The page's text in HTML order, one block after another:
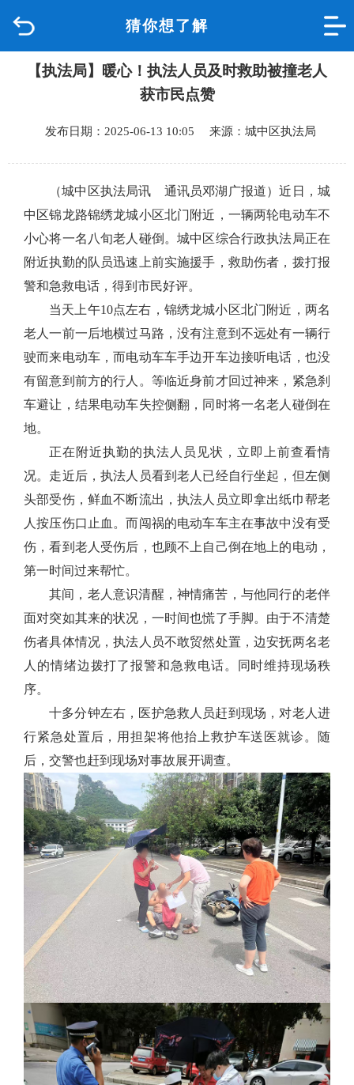
猜你想了解
品质城中
政府信息公开
互动回应
数据专题
【执法局】暖心！执法人员及时救助被撞老人
获市民点赞
发布日期：2025-06-13 10:05 来源：城中区执法局
（城中区执法局讯 通讯员邓湖广报道）近日
，城
中区锦龙路锦绣龙城小区北门附近，一辆两轮电动车不
小心将一名八旬老人碰倒。城中区综合行政执法局正在
附近执勤的队员迅速上前实施援手，救助伤者，拨打报
警和急救电话，得到市民好评。
当天上午10点左右，锦绣龙城小区北门附近，两名
老人一前一后地横过马路，没有注意到不远处有一辆行
驶而来电动车，而电动车车手边开车边接听电话，也没
有留意到前方的行人。等临近身前才回过神来，紧急刹
车避让，结果电动车失控侧翻，同时将一名老人碰倒在
地。
正在附近执勤的执法人员见状，立即上前查看情
况。走近后，执法人员看到老人已经自行坐起，但左侧
头部受伤，鲜血不断流出，执法人员立即拿出纸巾帮老
人按压伤口止血。而闯祸的电动车车主在事故中没有受
伤，看到老人受伤后，也顾不上自己倒在地上的电动，
第一时间过来帮忙。
其间，老人意识清醒，神情痛苦，与他同行的老伴
面对突如其来的状况，一时间也慌了手脚。由于不清楚
伤者具体情况，执法人员不敢贸然处置，边安抚两名老
人的情绪边拨打了报警和急救电话。同时维持现场秩
序。
十多分钟左右，医护急救人员赶到现场，对老人进
行紧急处置后，用担架将他抬上救护车送医就诊。随
后，交警也赶到现场对事故展开调查。